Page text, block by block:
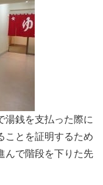
湯銭を支払った際に
ことを証明するため
んで階段を下りた先